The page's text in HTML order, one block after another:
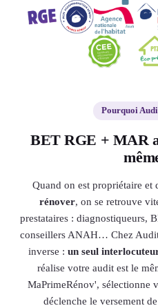
Pourquoi
BET RGE + MAR
Quand on est propriétaire et
rénover, on se retrouve
prestataires : diagnostiqueurs,
conseillers ANAH… Chez
inverse : un seul
réalise votre audit est le
MaPrimeRénov', sélectionne
déclenche le versement